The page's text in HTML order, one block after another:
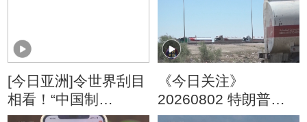
[今日亚洲]令世界刮目
相看！“中国制
造”变“酷”了
《今日关注》
20260802 特朗普叫
停“最大规模”打击 伊